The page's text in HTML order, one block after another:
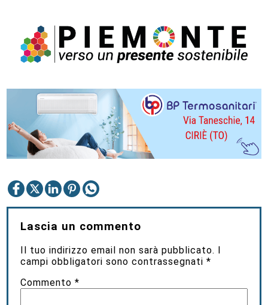
Lascia un commento
Il tuo indirizzo email non sarà pubblicato. I
campi obbligatori sono contrassegnati*
Commento*